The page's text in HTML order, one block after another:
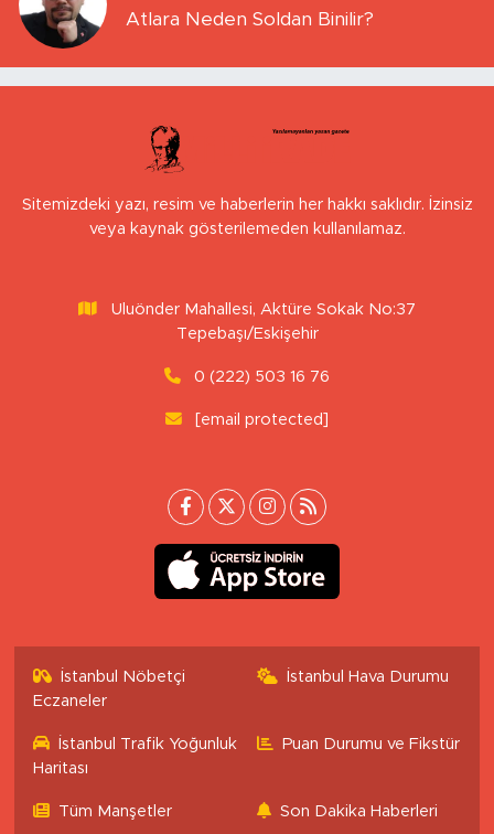
Atlara Neden Soldan Binilir?
Sitemizdeki yazı, resim ve haberlerin her hakkı saklıdır. İzinsiz
veya kaynak gösterilemeden kullanılamaz.
Uluönder Mahallesi, Aktüre Sokak No:37
Tepebaşı/Eskişehir
0 (222) 503 16 76
[email protected]
İstanbul Nöbetçi
Eczaneler
İstanbul Hava Durumu
İstanbul Trafik Yoğunluk
Haritası
Puan Durumu ve Fikstür
Tüm Manşetler Son Dakika Haberleri